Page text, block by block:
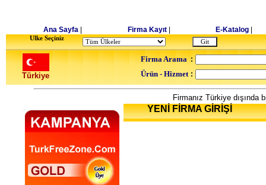
Ana Sayfa Firma Kayıt E-Katalog|
Ulke Seçiniz
Türkiye
Firma Arama :
Ürün - Hizmet :
Firmanız Türkiye
YENİ FİRMA GİRİŞİ